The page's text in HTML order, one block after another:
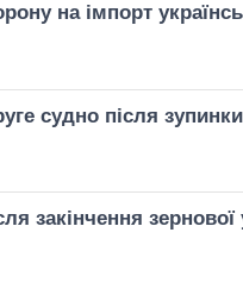
на імпорт
судно після зупинки
закінчення зернової